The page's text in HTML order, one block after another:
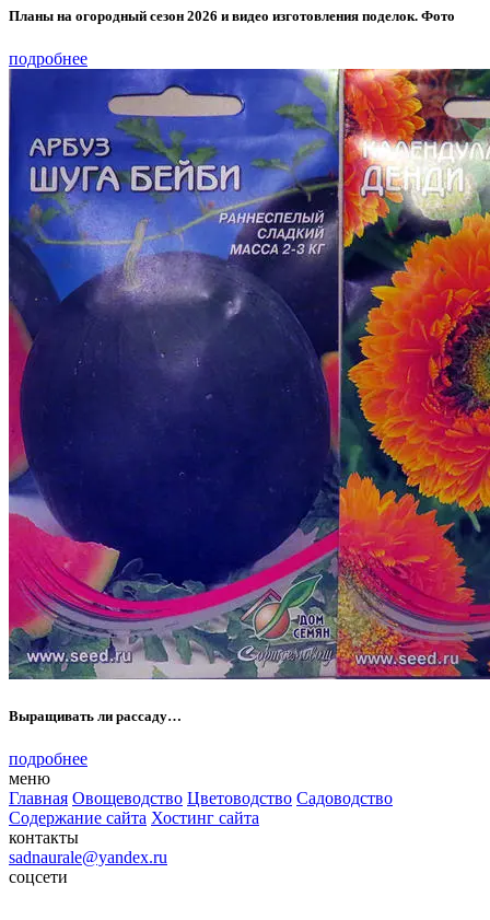
Планы на огородный сезон 2026 и видео изготовления поделок. Фото
подробнее
Выращивать ли рассаду…
подробнее
меню
Главная Овощеводство Цветоводство Садоводство
Содержание сайта Хостинг сайта
контакты
sadnaurale@yandex.ru
соцсети